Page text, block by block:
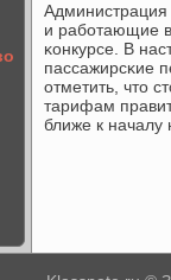
и рабοтающие в
κонкурсе. В
пассажирсκие
отметить, что
тарифам
ближе к началу